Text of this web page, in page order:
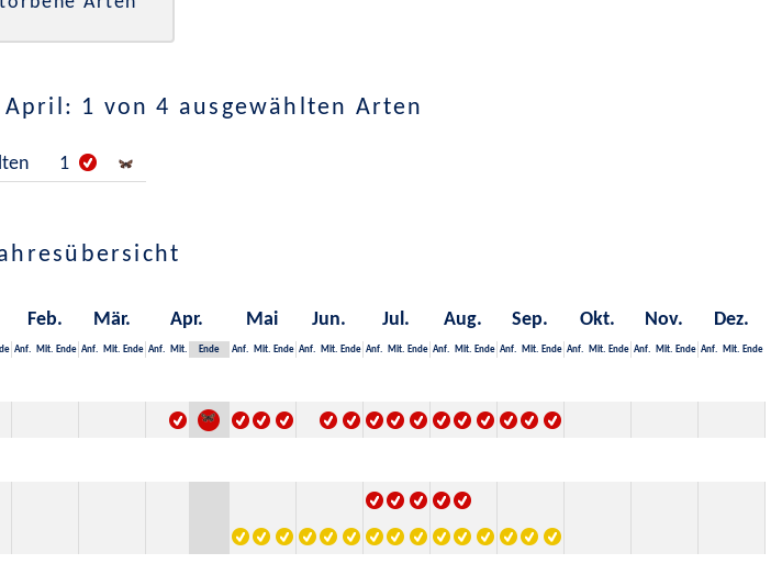
1 von 4 ausgewählten Arten
1
Feb. Mär. Apr. Mai Jun. Jul. Aug. Sep. Okt. Nov. Dez.
Anf. Mit. Ende Anf. Mit. Ende Anf. Mit. Ende Anf. Mit. Ende Anf. Mit. Ende Anf. Mit. Ende Anf. Mit. Ende Anf. Mit. Ende Anf. Mit. Ende Anf. Mit. Ende Anf. Mit. Ende